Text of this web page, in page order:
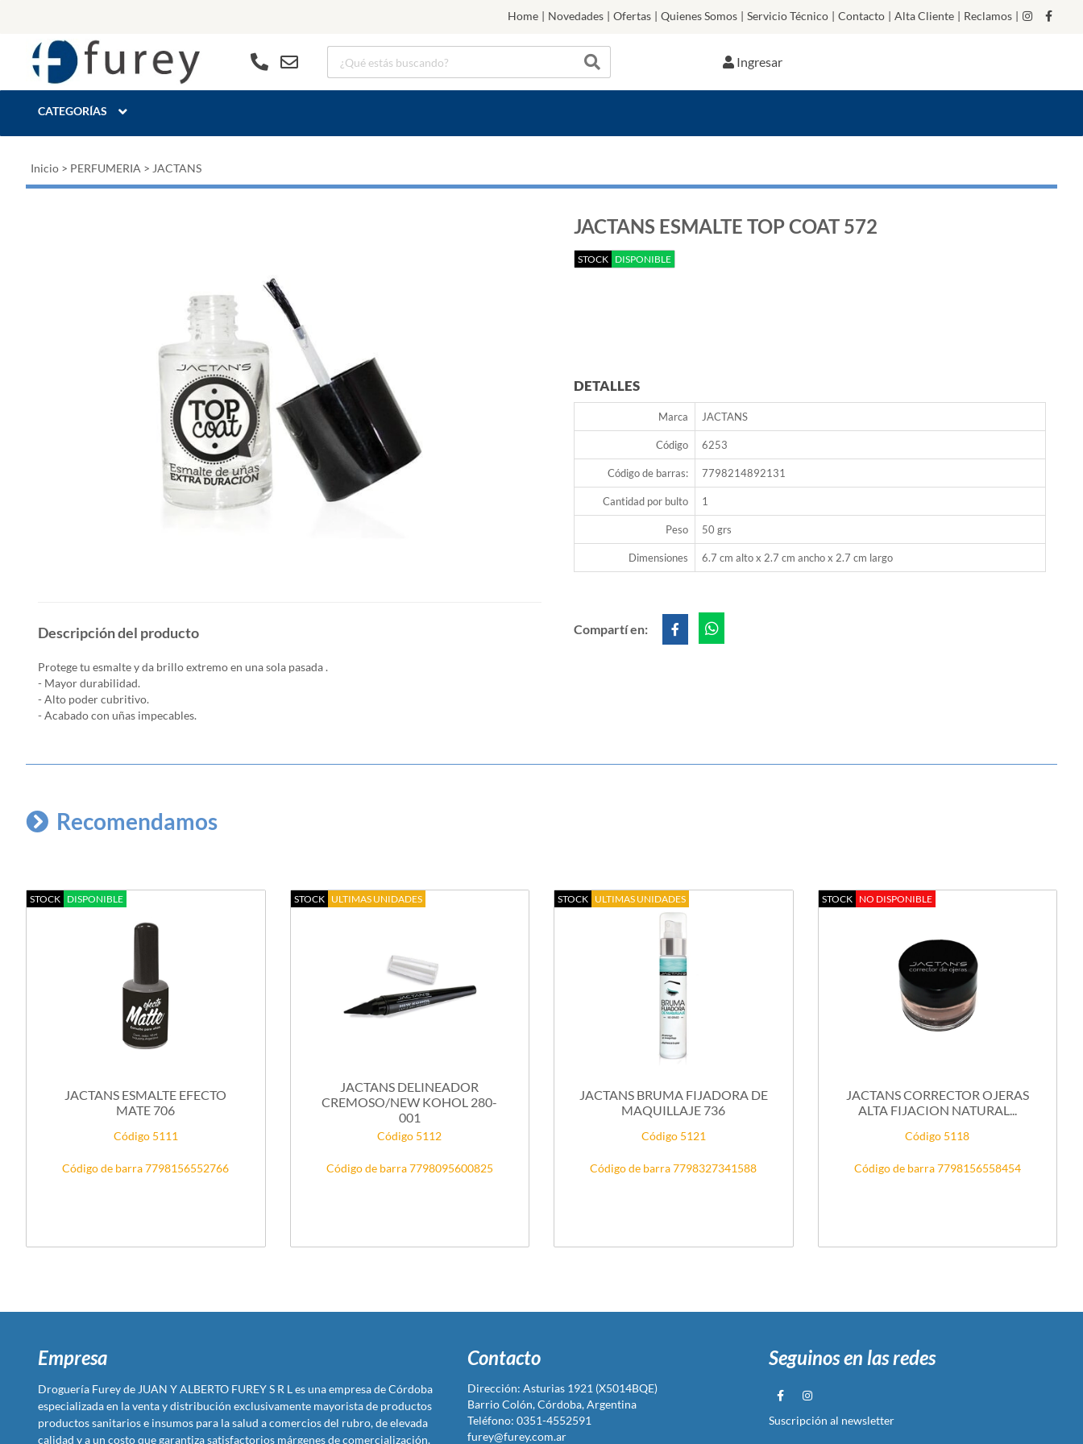
Home | Novedades | Ofertas | Quienes Somos | Servicio Técnico | Contacto | Alta Cliente | Reclamos |
Ingresar
CATEGORÍAS
Inicio > PERFUMERIA > JACTANS
JACTANS ESMALTE TOP COAT 572
STOCK DISPONIBLE
DETALLES
Marca JACTANS
Código 6253
Código de barras: 7798214892131
Cantidad por bulto 1
Peso 50 grs
Dimensiones 6.7 cm alto x 2.7 cm ancho x 2.7 cm largo
Compartí en:
Descripción del producto
Protege tu esmalte y da brillo extremo en una sola pasada .
- Mayor durabilidad.
- Alto poder cubritivo.
- Acabado con uñas impecables.
Recomendamos
STOCK DISPONIBLE
JACTANS ESMALTE EFECTO
MATE 706
Código 5111
Código de barra 7798156552766
STOCK ULTIMAS UNIDADES
JACTANS DELINEADOR
CREMOSO/NEW KOHOL 280-
001
Código 5112
Código de barra 7798095600825
STOCK ULTIMAS UNIDADES
JACTANS BRUMA FIJADORA DE
MAQUILLAJE 736
Código 5121
Código de barra 7798327341588
STOCK NO DISPONIBLE
JACTANS CORRECTOR OJERAS
ALTA FIJACION NATURAL...
Código 5118
Código de barra 7798156558454
Empresa
Droguería Furey de JUAN Y ALBERTO FUREY S R L es una empresa de Córdoba
especializada en la venta y distribución exclusivamente mayorista de productos
productos sanitarios e insumos para la salud a comercios del rubro, de elevada
calidad y a un costo que garantiza satisfactorios márgenes de comercialización.
Contacto
Dirección: Asturias 1921 (X5014BQE)
Barrio Colón, Córdoba, Argentina
Teléfono: 0351-4552591
furey@furey.com.ar
Seguinos en las redes
Suscripción al newsletter